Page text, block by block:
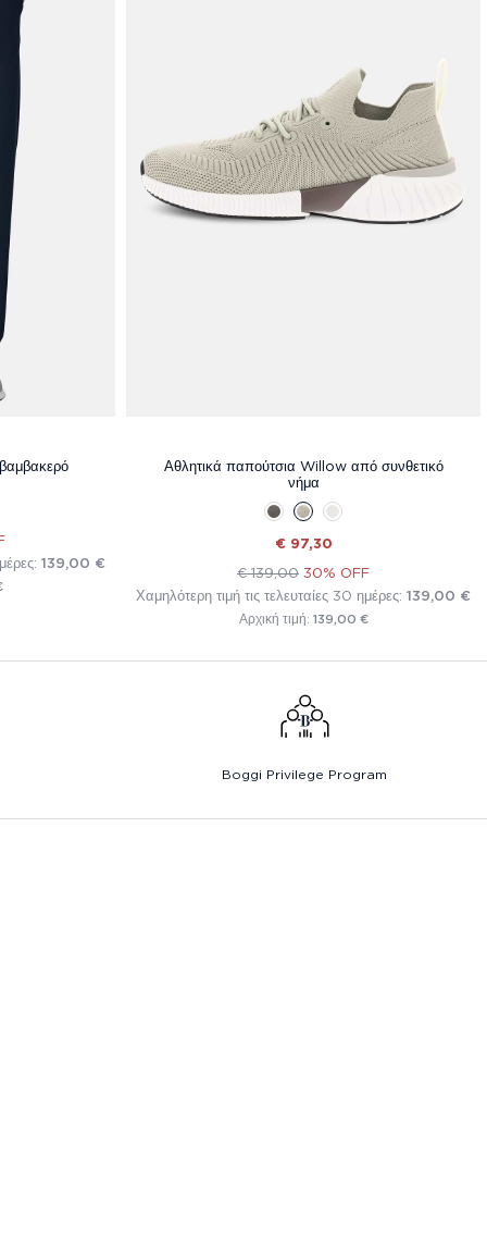
139,00 €
Αθλητικά παπούτσια Willow από συνθετικό
νήμα
€ 97,30
€ 139,00 30% OFF
Χαμηλότερη τιμή τις τελευταίες 30 ημέρες: 139,00 €
Αρχική τιμή: 139,00 €
Boggi Privilege Program